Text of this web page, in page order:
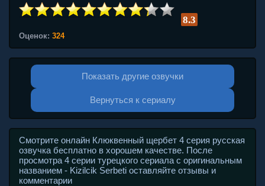
8.3
Оценок: 324
Показать другие озвучки
Вернуться к сериалу
Смотрите онлайн Клюквенный щербет 4 серия русская
озвучка бесплатно в хорошем качестве. После
просмотра 4 серии турецкого сериала с оригинальным
названием - Kizilcik Serbeti оставляйте отзывы и
комментарии